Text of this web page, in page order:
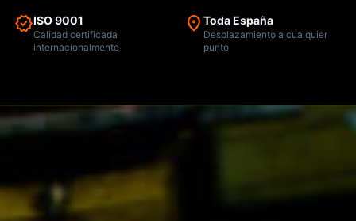
verifiedISO 9001
Calidad certificada
internacionalmente
location_on Toda España
Desplazamiento a cualquier
punto